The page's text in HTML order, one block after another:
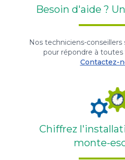
Besoin d'aide ?
Nos techniciens-
pour répondre à toutes
Contactez-
Chiffrez
monte-